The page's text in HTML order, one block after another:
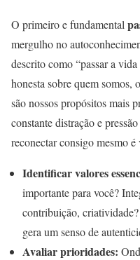
O primeiro e fundamental
mergulho no
descrito como “passar a
honesta sobre quem somos,
são nossos propósitos mais
constante distração e
reconectar consigo mesmo
Identificar valores
importante para você?
contribuição,
gera um senso de
Avaliar prioridades: